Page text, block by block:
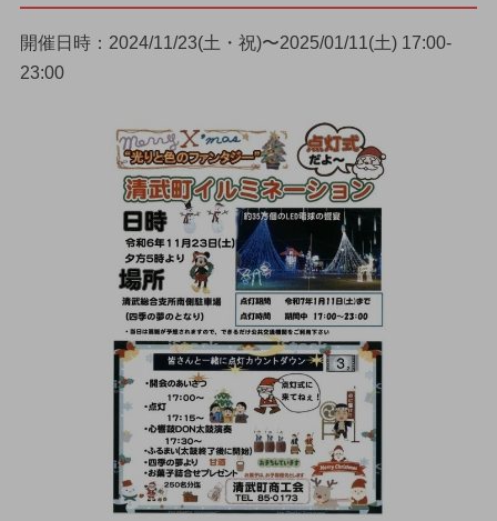
開催日時：2024/11/23(土・祝)〜2025/01/11(土) 17:00-
23:00